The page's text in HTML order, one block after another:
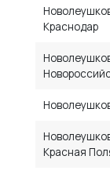
Краснодар
Красная